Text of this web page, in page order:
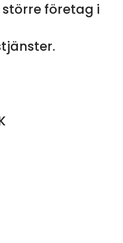
företag i